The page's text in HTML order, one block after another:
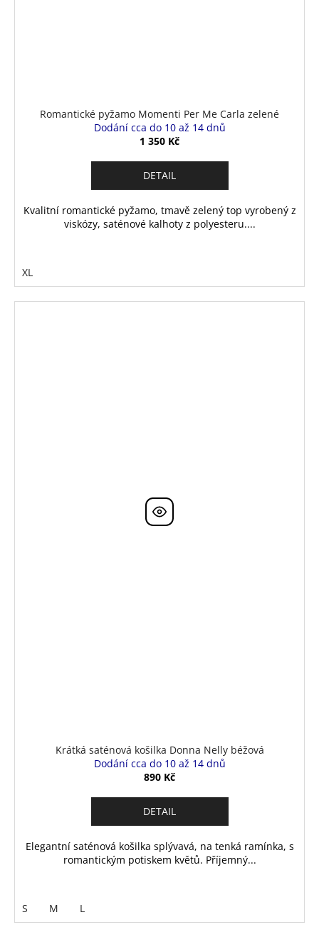
Romantické pyžamo Momenti Per Me Carla zelené
Dodání cca do 10 až 14 dnů
1 350 Kč
DETAIL
Kvalitní romantické pyžamo, tmavě zelený top vyrobený z
viskózy, saténové kalhoty z polyesteru....
XL
Krátká saténová košilka Donna Nelly béžová
Dodání cca do 10 až 14 dnů
890 Kč
DETAIL
Elegantní saténová košilka splývavá, na tenká ramínka, s
romantickým potiskem květů. Příjemný...
S M L